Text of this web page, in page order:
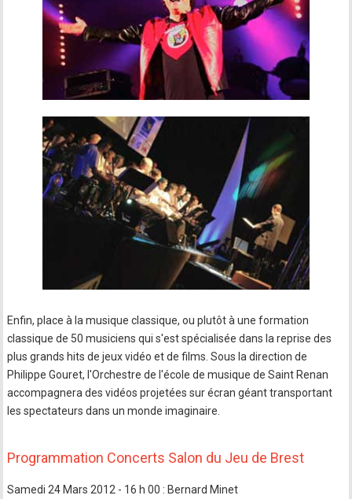
Enfin, place à la musique classique, ou plutôt à une formation
classique de 50 musiciens qui s'est spécialisée dans la reprise des
plus grands hits de jeux vidéo et de films. Sous la direction de
Philippe Gouret, l'Orchestre de l'école de musique de Saint Renan
accompagnera des vidéos projetées sur écran géant transportant
les spectateurs dans un monde imaginaire.
Programmation Concerts Salon du Jeu de Brest
Samedi 24 Mars 2012 - 16 h 00 : Bernard Minet